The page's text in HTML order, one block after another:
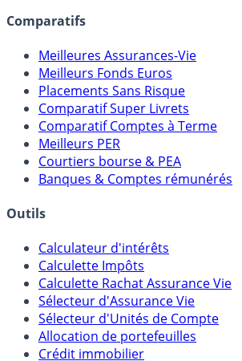
assureurs, sociétés de gestion, CGP, etc.
Comparatifs
Meilleures Assurances-Vie
Meilleurs Fonds Euros
Placements Sans Risque
Comparatif Super Livrets
Comparatif Comptes à Terme
Meilleurs PER
Banques & Comptes rémunérés
Outils
Calculateur d'intérêts
Calculette Impôts
Calculette Rachat Assurance Vie
Sélecteur d'Assurance Vie
Sélecteur d'Unités de Compte